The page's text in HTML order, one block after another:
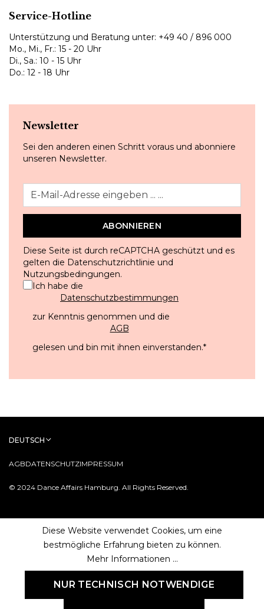
Service-Hotline
Unterstützung und Beratung unter: +49 40 / 896 000
Mo., Mi., Fr.: 15 - 20 Uhr
Di., Sa.: 10 - 15 Uhr
Do.: 12 - 18 Uhr
Newsletter
Sei den anderen einen Schritt voraus und abonniere
unseren Newsletter.
ABONNIEREN
Diese Seite ist durch reCAPTCHA geschützt und es
gelten die Datenschutzrichtlinie und
Nutzungsbedingungen.
Ich habe die
Datenschutzbestimmungen
zur Kenntnis genommen und die
AGB
gelesen und bin mit ihnen einverstanden.*
© 2024 Dance Affairs Hamburg. All Rights Reserved.
AGBDATENSCHUTZIMPRESSUM
DEUTSCH
Diese Website verwendet Cookies, um eine
bestmögliche Erfahrung bieten zu können.
Mehr Informationen ...
NUR TECHNISCH NOTWENDIGE